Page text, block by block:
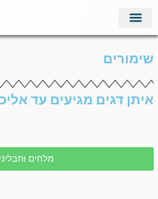
לתוכן
שימורים
איתן דגים מגיעים עד
מלחים